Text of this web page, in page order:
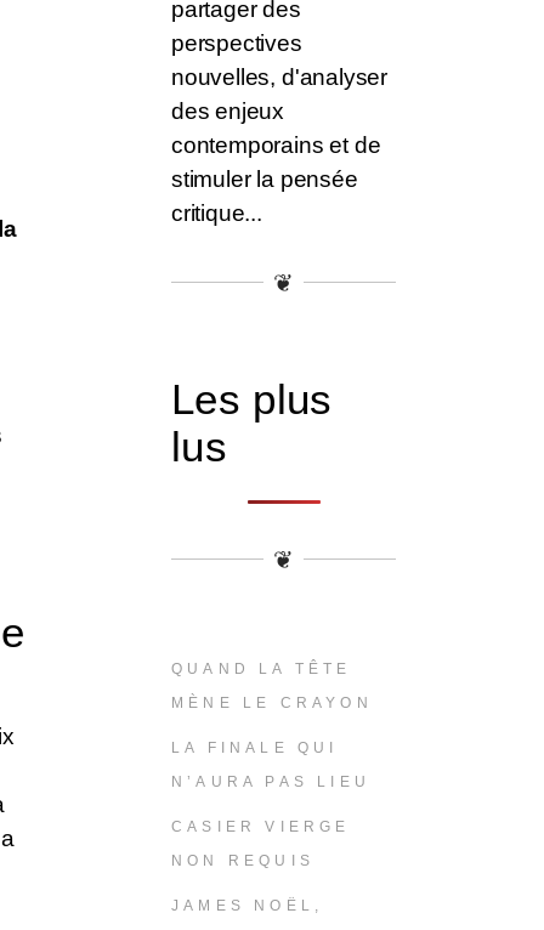
partager des
perspectives
nouvelles, d'analyser
des enjeux
contemporains et de
stimuler la pensée
critique...
❦
Les plus
lus
❦
QUAND LA TÊTE
MÈNE LE CRAYON
LA FINALE QUI
N’AURA PAS LIEU
CASIER VIERGE
NON REQUIS
JAMES NOËL,